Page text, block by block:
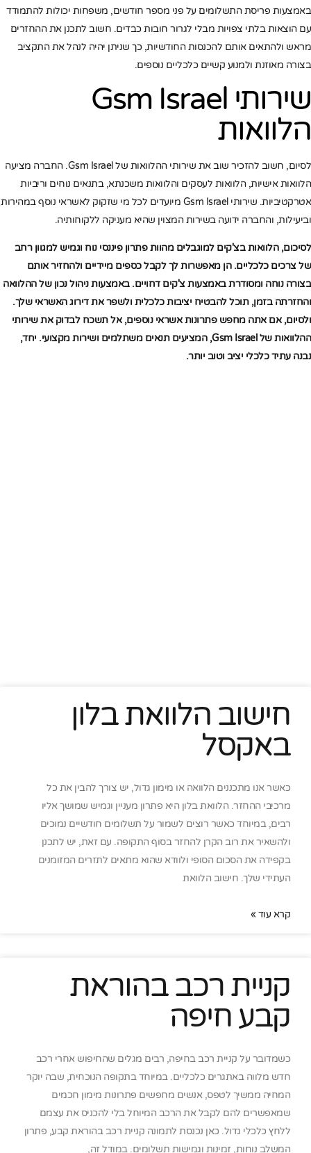
באמצעות פריסת התשלומים על פני מספר חודשים, משפחות יכולות להתמודד
עם הוצאות בלתי צפויות מבלי לגרור חובות כבדים. חשוב לתכנן את ההחזרים
מראש ולהתאים אותם להכנסות החודשיות, כך שניתן יהיה לנהל את התקציב
בצורה מאוזנת ולמנוע קשיים כלכליים נוספים.
שירותי Gsm Israel
הלוואות
לסיום, חשוב להזכיר שוב את שירותי ההלוואות של Gsm Israel. החברה מציעה
הלוואות אישיות, הלוואות לעסקים והלוואות משכנתא, בתנאים נוחים וריביות
אטרקטיביות. שירותי Gsm Israel מיועדים לכל מי שזקוק לאשראי נוסף במהירות
וביעילות, והחברה ידועה בשירות המצוין שהיא מעניקה ללקוחותיה.
לסיכום, הלוואות בצ'קים למוגבלים מהוות פתרון פיננסי נוח וגמיש למגוון רחב
של צרכים כלכליים. הן מאפשרות לך לקבל כספים מיידיים ולהחזיר אותם
בצורה נוחה ומסודרת באמצעות צ'קים דחויים. באמצעות ניהול נכון של ההלוואה
והחזרתה בזמן, תוכל להבטיח יציבות כלכלית ולשפר את דירוג האשראי שלך.
ולסיום, אם אתה מחפש פתרונות אשראי נוספים, אל תשכח לבדוק את שירותי
ההלוואות של Gsm Israel, המציעים תנאים משתלמים ושירות מקצועי. יחד,
נבנה עתיד כלכלי יציב וטוב יותר.
חישוב הלוואת בלון
באקסל
כאשר אנו מתכננים הלוואה או מימון גדול, יש צורך להבין את כל
מרכיבי ההחזר. הלוואת בלון היא פתרון מעניין וגמיש שמושך אליו
רבים, במיוחד כאשר רוצים לשמור על תשלומים חודשיים נמוכים
ולהשאיר את רוב הקרן להחזר בסוף התקופה. עם זאת, יש לתכנן
בקפידה את הסכום הסופי ולוודא שהוא מתאים לתזרים המזומנים
העתידי שלך. חישוב הלוואת
קרא עוד »
קניית רכב בהוראת
קבע חיפה
כשמדובר על קניית רכב בחיפה, רבים מגלים שהחיפוש אחרי רכב
חדש מלווה באתגרים כלכליים. במיוחד בתקופה הנוכחית, שבה יוקר
המחיה ממשיך לטפס, אנשים מחפשים פתרונות מימון חכמים
שמאפשרים להם לקבל את הרכב המיוחל בלי להכניס את עצמם
ללחץ כלכלי גדול. כאן נכנסת לתמונה קניית רכב בהוראת קבע, פתרון
המשלב נוחות, זמינות וגמישות תשלומים. במודל זה,